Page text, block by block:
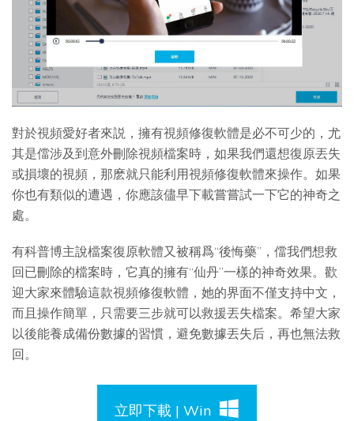
對於視頻愛好者來説，擁有視頻修復軟體是必不可少的，尤
其是儅涉及到意外刪除視頻檔案時，如果我們還想復原丟失
或損壞的視頻，那麽就只能利用視頻修復軟體來操作。如果
你也有類似的遭遇，你應該儘早下載嘗嘗試一下它的神奇之
處。
有科普博主說檔案復原軟體又被稱爲“後悔藥”，儅我們想救
回已刪除的檔案時，它真的擁有“仙丹”一樣的神奇效果。歡
迎大家來體驗這款視頻修復軟體，她的界面不僅支持中文，
而且操作簡單，只需要三步就可以救援丟失檔案。希望大家
以後能養成備份數據的習慣，避免數據丟失后，再也無法救
回。
立即下載 | Win